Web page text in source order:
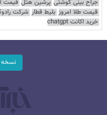
جراح بینی گوشتی پرشین هتل قیمت
قیمت طلا امروز بلیط قطار شرکت
خرید اکانت chatgpt